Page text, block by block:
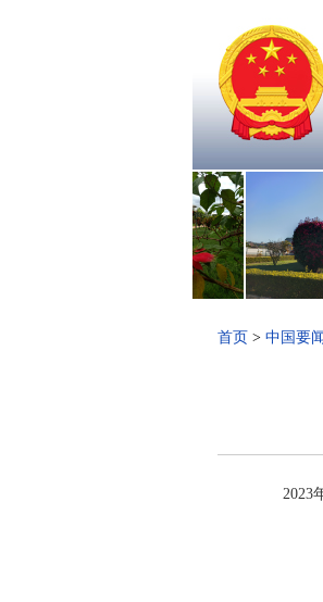
首页 > 中国要闻
2023